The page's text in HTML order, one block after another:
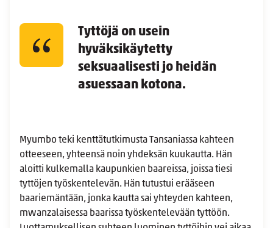
Tyttöjä on usein
hyväksikäytetty
seksuaalisesti jo heidän
asuessaan kotona.
Myumbo teki kenttätutkimusta Tansaniassa kahteen
otteeseen, yhteensä noin yhdeksän kuukautta. Hän
aloitti kulkemalla kaupunkien baareissa, joissa tiesi
tyttöjen työskentelevän. Hän tutustui erääseen
baariemäntään, jonka kautta sai yhteyden kahteen,
mwanzalaisessa baarissa työskentelevään tyttöön.